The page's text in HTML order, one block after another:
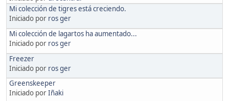
Mi colección de tigres está creciendo.
Iniciado por ros ger
Mi colección de lagartos ha aumentado...
Iniciado por ros ger
Freezer
Iniciado por ros ger
Greenskeeper
Iniciado porIñaki